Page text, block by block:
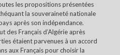
les propositions présentées
la souveraineté nationale
après son indépendance.
des Français d’Algérie après
étaient parvenues à un accord
aux Français pour choisir la